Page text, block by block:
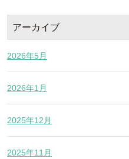
アーカイブ
2026年5月
2026年1月
2025年12月
2025年11月